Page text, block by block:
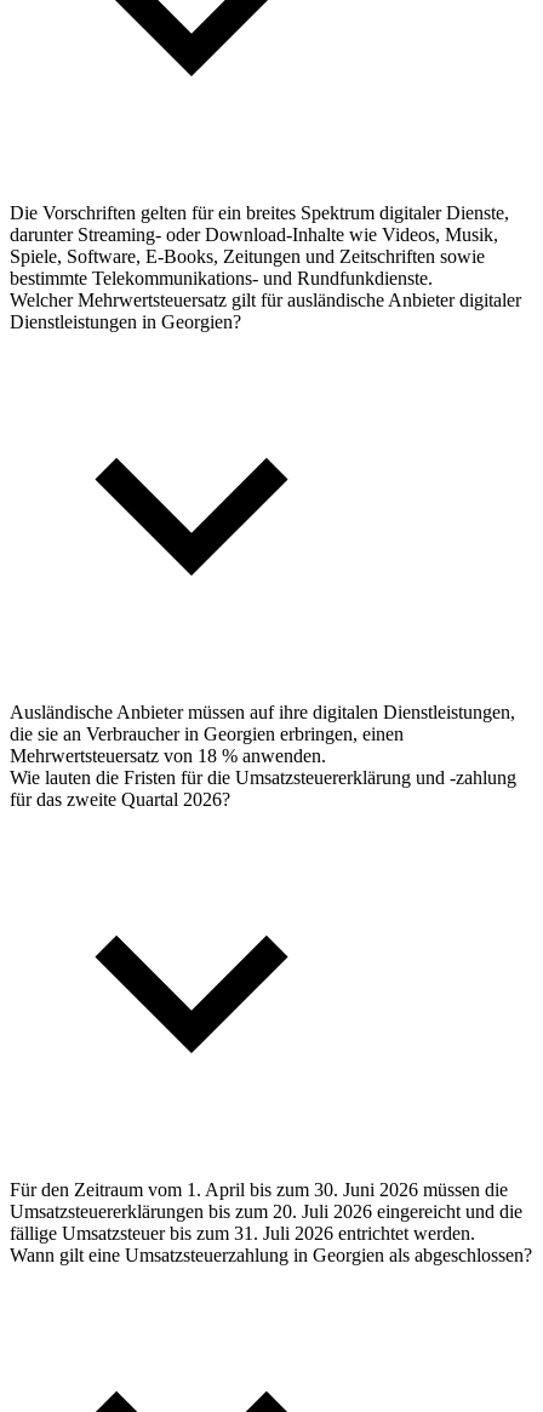
Die Vorschriften gelten für ein breites Spektrum digitaler Dienste,
darunter Streaming- oder Download-Inhalte wie Videos, Musik,
Spiele, Software, E-Books, Zeitungen und Zeitschriften sowie
bestimmte Telekommunikations- und Rundfunkdienste.
Welcher Mehrwertsteuersatz gilt für ausländische Anbieter digitaler
Dienstleistungen in Georgien?
Ausländische Anbieter müssen auf ihre digitalen Dienstleistungen,
die sie an Verbraucher in Georgien erbringen, einen
Mehrwertsteuersatz von 18 % anwenden.
Wie lauten die Fristen für die Umsatzsteuererklärung und -zahlung
für das zweite Quartal 2026?
Für den Zeitraum vom 1. April bis zum 30. Juni 2026 müssen die
Umsatzsteuererklärungen bis zum 20. Juli 2026 eingereicht und die
fällige Umsatzsteuer bis zum 31. Juli 2026 entrichtet werden.
Wann gilt eine Umsatzsteuerzahlung in Georgien als abgeschlossen?